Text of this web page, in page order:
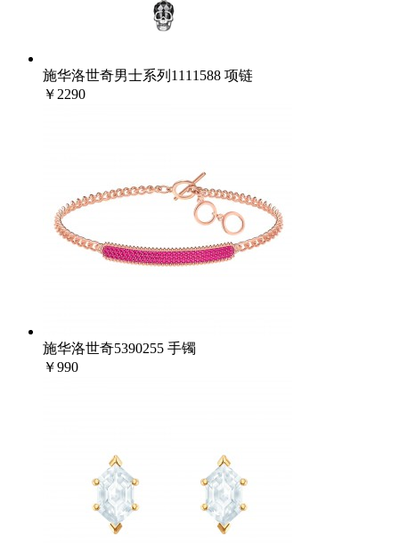
施华洛世奇男士系列1111588 项链
￥2290
施华洛世奇5390255 手镯
￥990